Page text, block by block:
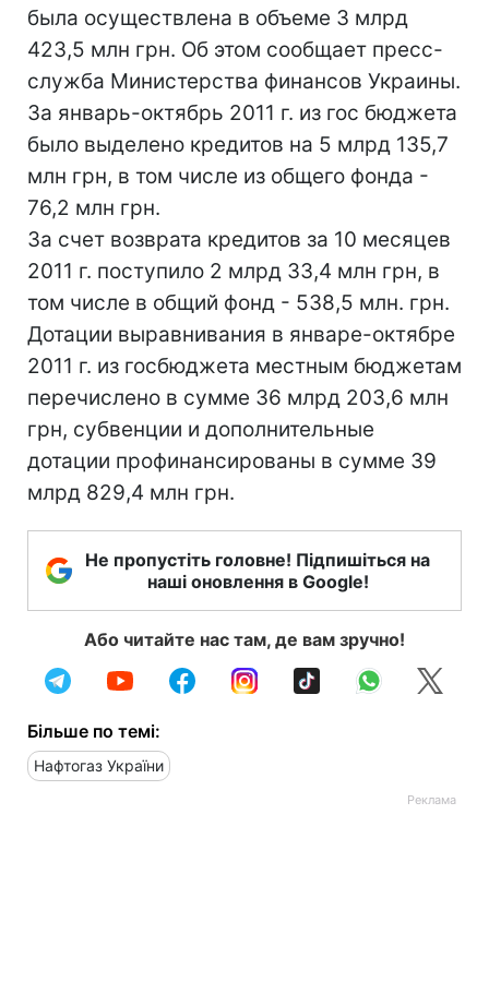
была осуществлена в объеме 3 млрд
423,5 млн грн. Об этом сообщает пресс-
служба Министерства финансов Украины.
За январь-октябрь 2011 г. из гос бюджета
было выделено кредитов на 5 млрд 135,7
млн грн, в том числе из общего фонда -
76,2 млн грн.
За счет возврата кредитов за 10 месяцев
2011 г. поступило 2 млрд 33,4 млн грн, в
том числе в общий фонд - 538,5 млн. грн.
Дотации выравнивания в январе-октябре
2011 г. из госбюджета местным бюджетам
перечислено в сумме 36 млрд 203,6 млн
грн, субвенции и дополнительные
дотации профинансированы в сумме 39
млрд 829,4 млн грн.
Не пропустіть головне! Підпишіться на
наші оновлення в Google!
Або читайте нас там, де вам зручно!
Більше по темі:
Нафтогаз України